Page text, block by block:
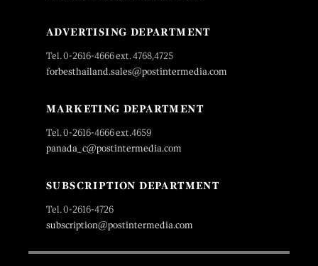
ADVERTISING DEPARTMENT
Tel. 0-2616-4666 ext. 4768,4725
forbesthailand.sales@postintermedia.com
MARKETING DEPARTMENT
Tel. 0-2616-4666 ext.4659
panada_c@postintermedia.com
SUBSCRIPTION DEPARTMENT
Tel. 0-2616-4726
subscription@postintermedia.com